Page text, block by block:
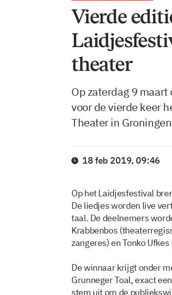
Vierde
theater
Op zaterdag 9
voor de vierde keer
Theater in
18 feb 2019, 09:46
Op het Laidjesfestival
De liedjes worden live
taal. De deelnemers
Krabbenbos
zangeres) en Tonko
De winnaar krijgt onder
Grunneger Toal, exact
stem uit om de